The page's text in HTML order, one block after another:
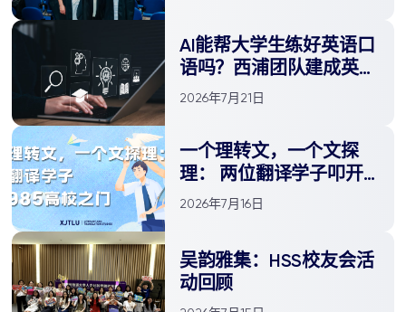
AI能帮大学生练好英语口
语吗？西浦团队建成英语
口语语料库平台
2026年7月21日
一个理转文，一个文探
理： 两位翻译学子叩开
985高校之门
2026年7月16日
吴韵雅集：HSS校友会活
动回顾